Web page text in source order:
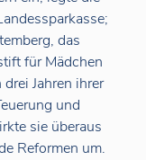
das
für Mädchen
Jahren ihrer
und
sie überaus
Reformen um.